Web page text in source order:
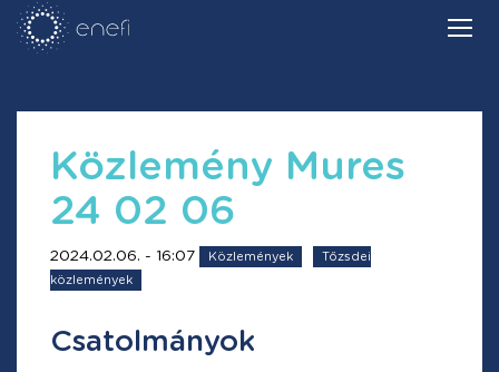
Közlemény Mures
24 02 06
2024.02.06. - 16:07 Közlemények
Tőzsdei
közlemények
Csatolmányok